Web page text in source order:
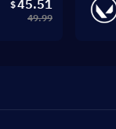
$45.51
49.99